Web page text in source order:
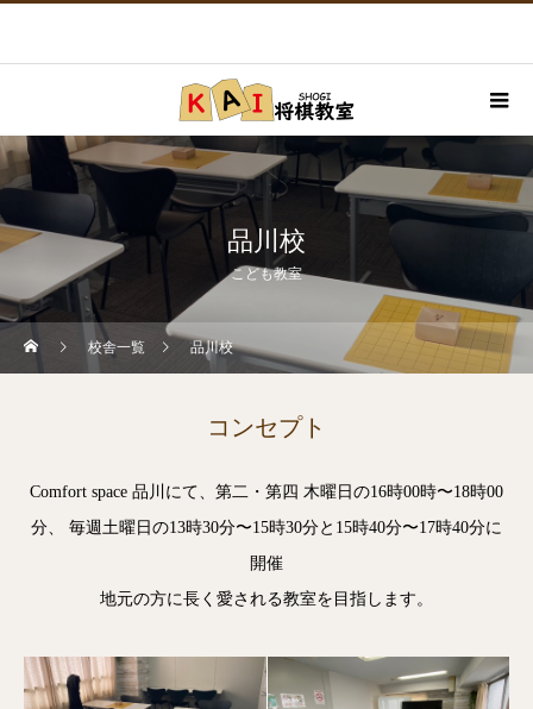
品川校
こども教室
校舎一覧 品川校
コンセプト
Comfort space 品川にて、第二・第四 木曜日の16時00時〜18時00
分、 毎週土曜日の13時30分〜15時30分と15時40分〜17時40分に
開催
地元の方に長く愛される教室を目指します。